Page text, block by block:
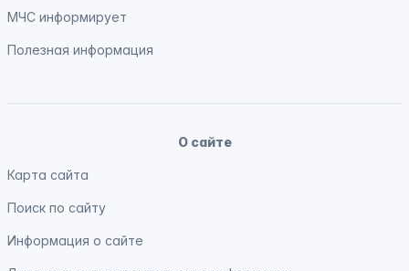
МЧС информирует
Полезная информация
О сайте
Карта сайта
Поиск по сайту
Информация о сайте